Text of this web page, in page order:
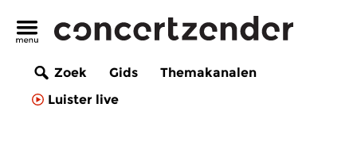
Zoek Gids
Themakanalen
Luister live